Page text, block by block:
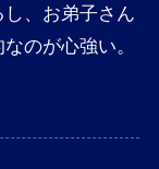
、お弟子さん
のが心強い。